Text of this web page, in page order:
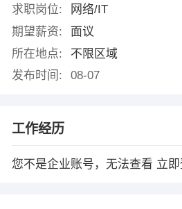
求职岗位:
网络/IT
期望薪资:
面议
所在地点:
不限区域
发布时间:
08-07
工作经历
您不是企业账号，无法查看 立